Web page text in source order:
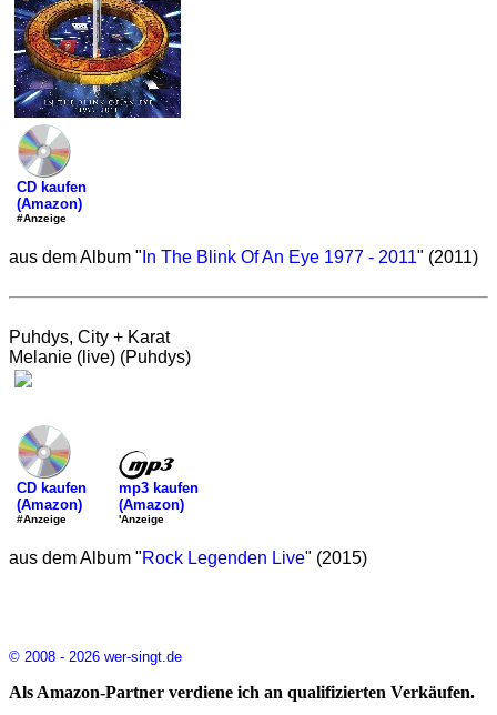
CD kaufen
(Amazon)
#Anzeige
aus dem Album " In The Blink Of An Eye 1977 - 2011" (2011)
Puhdys, City + Karat
Melanie (live) (Puhdys)
CD kaufen
(Amazon)
#Anzeige
mp3 kaufen
(Amazon)
'Anzeige
aus dem Album "Rock Legenden Live" (2015)
© 2008 - 2026 wer-singt.de
Als Amazon-Partner verdiene ich an qualifizierten Verkäufen.